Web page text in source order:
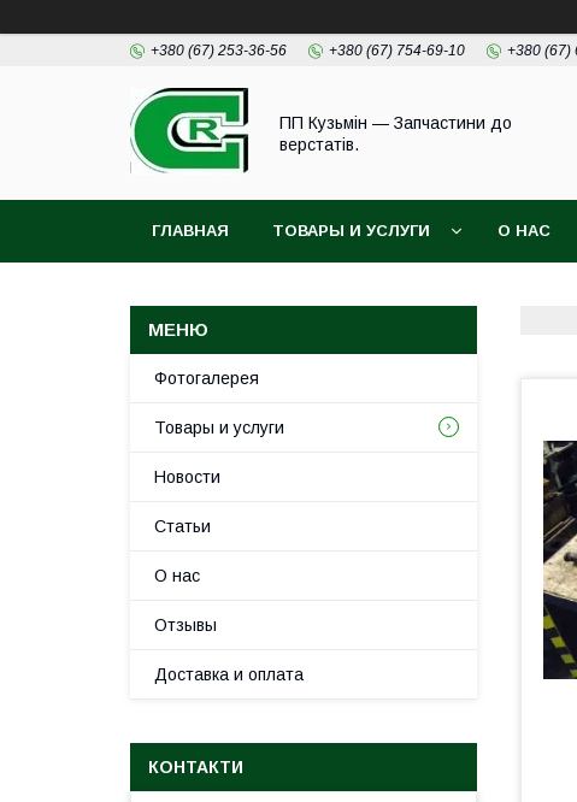
+380 (67) 253-36-56 +380 (67) 754-69-10 +380 (67)
ПП Кузьмін — Запчастини до
верстатів.
ГЛАВНАЯ ТОВАРЫ И УСЛУГИ О НАС
Фотогалерея
Товары и услуги
Новости
Статьи
О нас
Отзывы
Доставка и оплата
КОНТАКТИ